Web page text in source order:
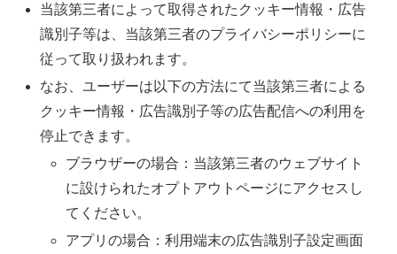
当該第三者によって取得されたクッキー情報・広告
識別子等は、当該第三者のプライバシーポリシーに
従って取り扱われます。
なお、ユーザーは以下の方法にて当該第三者による
クッキー情報・広告識別子等の広告配信への利用を
停止できます。
ブラウザーの場合：当該第三者のウェブサイト
に設けられたオプトアウトページにアクセスし
てください。
アプリの場合：利用端末の広告識別子設定画面